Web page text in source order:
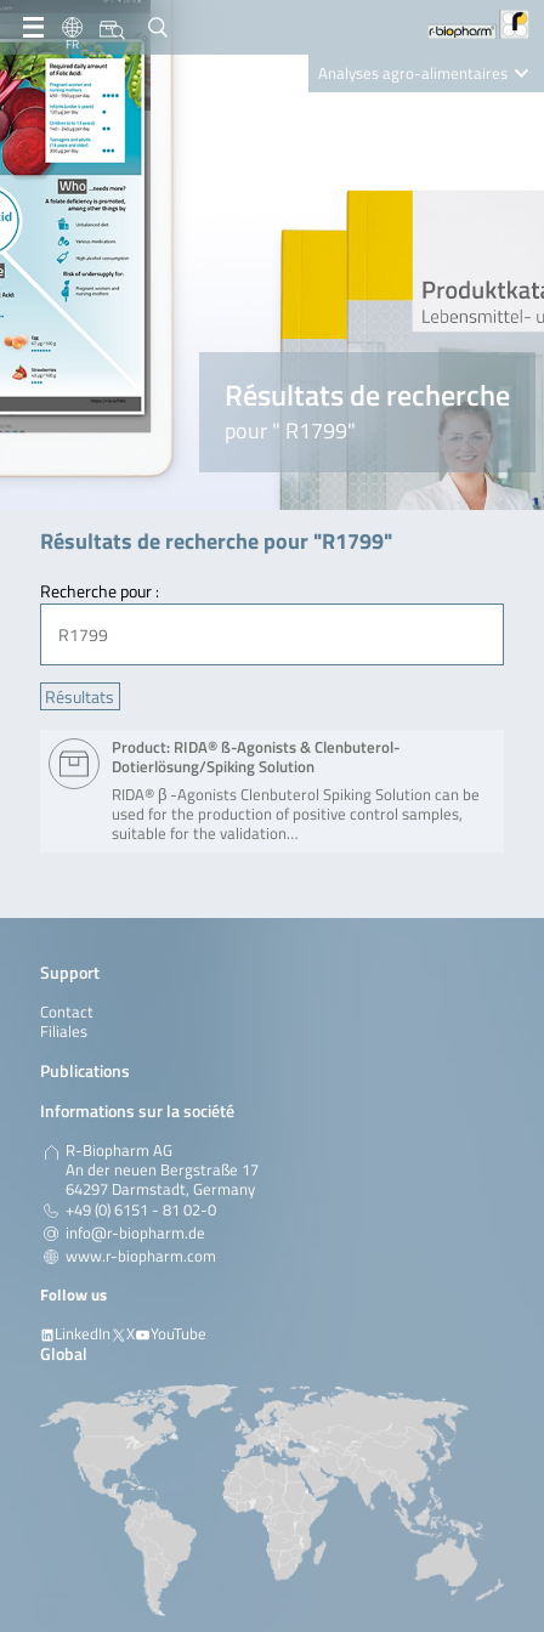
FR
Analyses agro-alimentaires
Nutrition Care
Résultats de recherche
pour " R1799"
Résultats de recherche pour "R1799"
Recherche pour :
Product: RIDA® ß-Agonists & Clenbuterol-
Dotierlösung/Spiking Solution
RIDA® β -Agonists Clenbuterol Spiking Solution can be
used for the production of positive control samples,
suitable for the validation…
Support
Contact
Filiales
Publications
Informations sur la société
R-Biopharm AG
An der neuen Bergstraße 17
64297 Darmstadt, Germany
+49 (0) 6151 - 81 02-0
info@r-biopharm.de
www.r-biopharm.com
Follow us
LinkedIn
X YouTube
Global